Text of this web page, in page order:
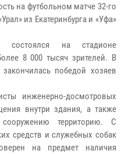
на футбольном матче 32-го
из Екатеринбурга и «Уфа»
состоялся на стадионе
8 000 тысяч зрителей. В
победой хозяев
инженерно-досмотровых
внутри здания, а также
территорию. С
средств и служебных собак
на предмет наличия